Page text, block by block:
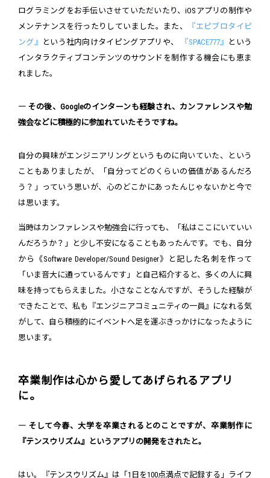
ログラミングをお手伝いさせていただいたり、iOSアプリの制作や
メンテナンスを行ったりしていました。また、
『エピブロタイピ
ング』
という社内向けタイピングアプリや、 『SPACE777』
という
インタラクティブコンテンツのサウンドを制作する機会にも恵ま
れました。
― その後、Googleのインターンも経験され、カンファレンスや勉
強会などに積極的に参加れていたそうですね。
自分の興味がエンジニアリングというものに向いていた、という
こともありましたが、「自分ってどのくらいの価値があるんだろ
う？」っていう思いが、心のどこかにあったんじゃないかと今で
は思います。
当時はカンファレンスや勉強会に行っても、「私はここにいていい
んだろうか？」と少し不安になることもあったんです。でも、自分
から《Software Developer/Sound Designer》と記した名刺を作って
「いま音大に通っているんです」と自己紹介すると、多くの人に興
味を持ってもらえました。小さなことなんですが、そうした経験が
できたことで、私も『エンジニアコミュニティの一員』になれる気
がして、自ら積極的にイベントへ足を運ぶきっかけになったように
思います。
卒業制作は心から愛してあげられるアプリ
に。
― そして今春、大学を卒業されるとのことですが、卒業制作に
『テンスウリズム』というアプリの開発をされたと。
はい。『テンスウリズム』は「1日を100点満点で記録する」ライフ